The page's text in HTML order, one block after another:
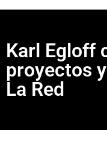
Karl Egloff
proyectos
La Red